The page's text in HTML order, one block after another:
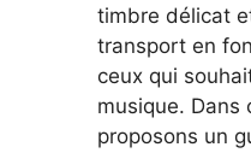
timbre délicat
transport en
ceux qui
musique. Dans
proposons un